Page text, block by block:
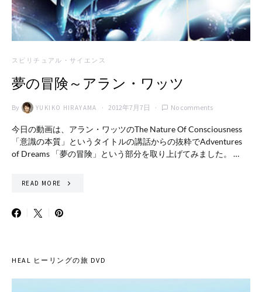
スピリチュアル・サイエンス
夢の冒険～アラン・ワッツ
By YUKIKO HIRAYAMA 2012年7月7日 No comments
今日の動画は、アラン・ワッツのThe Nature Of Consciousness
「意識の本質」というタイトルの講話からの抜粋でAdventures
of Dreams 「夢の冒険」という部分を取り上げてみました。 …
READ MORE
HEAL ヒーリングの旅 DVD